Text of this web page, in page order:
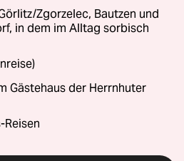
Zgorzelec, Bautzen und
in dem im Alltag sorbisch
Gästehaus der Herrnhuter
Reisen